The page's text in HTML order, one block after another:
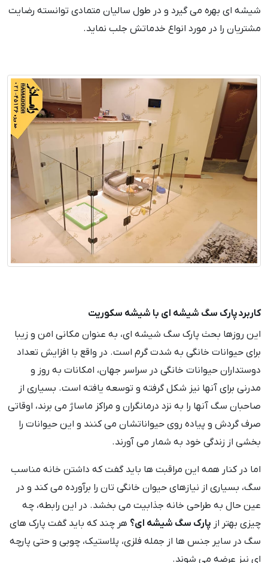
شیشه ای بهره می گیرد و در طول سالیان متمادی توانسته رضایت
مشتریان را در مورد انواع خدماتش جلب نماید.
کاربرد پارک سگ شیشه ای با شیشه سکوریت
این روزها بحث پارک سگ شیشه ای، به عنوان مکانی امن و زیبا
برای حیوانات خانگی به شدت گرم است. در واقع با افزایش تعداد
دوستداران حیوانات خانگی در سراسر جهان، امکانات به روز و
مدرنی برای آنها نیز شکل گرفته و توسعه یافته است. بسیاری از
صاحبان سگ آنها را به نزد درمانگران و مراکز ماساژ می برند، اوقاتی
صرف گردش و پیاده روی حیواناتشان می کنند و این حیوانات را
بخشی از زندگی خود به شمار می آورند.
اما در کنار همه این مراقبت ها باید گفت که داشتن خانه مناسب
سگ، بسیاری از نیازهای حیوان خانگی تان را برآورده می کند و در
عین حال به طراحی خانه جذابیت می بخشد. در این رابطه، چه
چیزی بهتر از پارک سگ شیشه ای؟ هر چند که باید گفت پارک های
سگ در سایر جنس ها از جمله فلزی، پلاستیک، چوبی و حتی پارچه
ای نیز عرضه می شوند.